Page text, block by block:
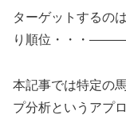
ターゲットするの
り順位・・・
本記事では特定の
プ分析というアプ